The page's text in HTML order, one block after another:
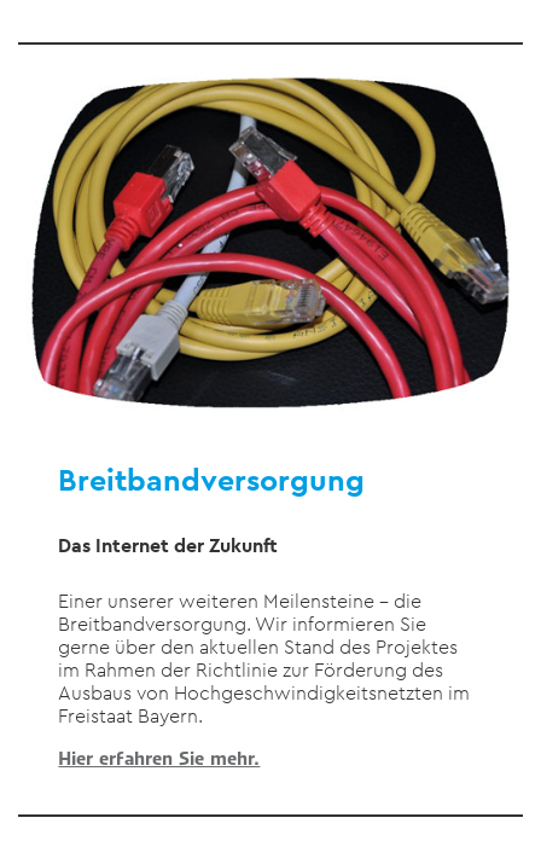
Breitbandversorgung
Das Internet der Zukunft
Einer unserer weiteren Meilensteine – die
Breitbandversorgung. Wir informieren Sie
gerne über den aktuellen Stand des Projektes
im Rahmen der Richtlinie zur Förderung des
Ausbaus von Hochgeschwindigkeitsnetzten im
Freistaat Bayern.
Hier erfahren Sie mehr.